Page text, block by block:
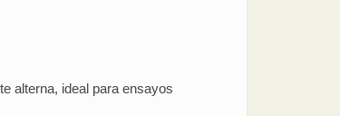
alterna, ideal para ensayos